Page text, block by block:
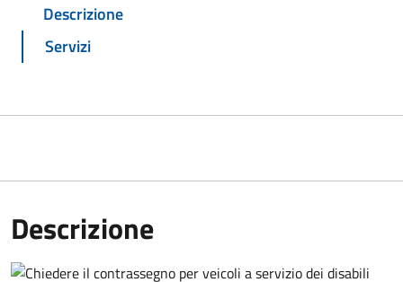
Descrizione
Servizi
Descrizione